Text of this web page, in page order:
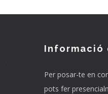
Informació
Per posar-te en
pots fer